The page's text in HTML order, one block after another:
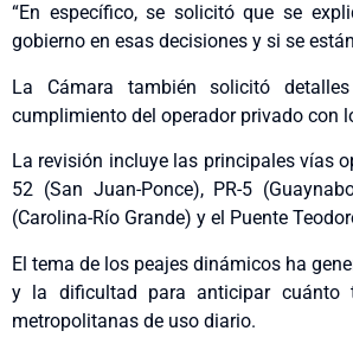
“En específico, se solicitó que se
gobierno en esas decisiones y si se
La Cámara también solicitó
cumplimiento del operador privado con
La revisión incluye las principales vías
52 (San Juan-Ponce), PR-5
(Carolina-Río Grande) y el Puente
El tema de los peajes dinámicos ha
y la dificultad para anticipar cuánto
metropolitanas de uso diario.